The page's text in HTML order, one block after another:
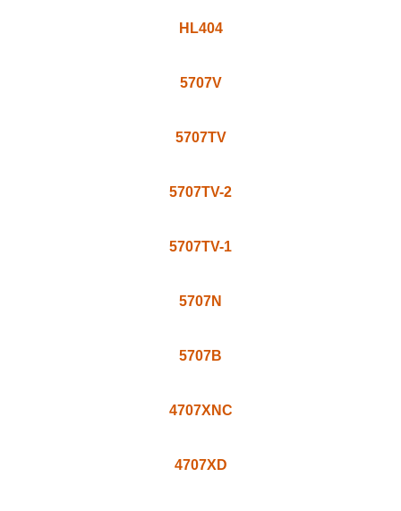
HL404
5707V
5707TV
5707TV-2
5707TV-1
5707N
5707B
4707XNC
4707XD